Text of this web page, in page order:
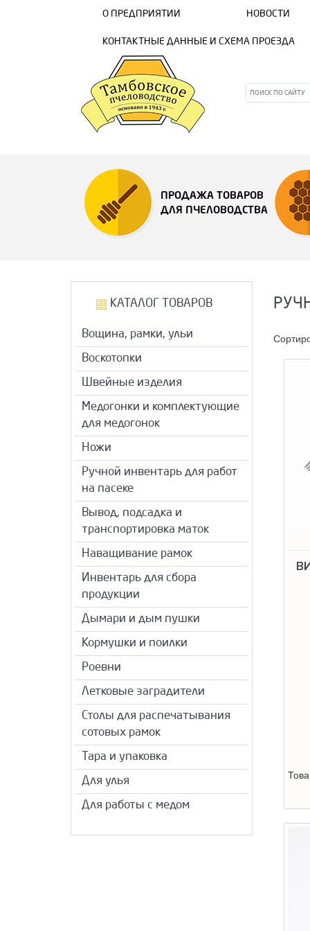
О ПРЕДПРИЯТИИ НОВОСТИ
КОНТАКТНЫЕ ДАННЫЕ И СХЕМА ПРОЕЗДА
ПРОДАЖА ТОВАРОВ
ДЛЯ ПЧЕЛОВОДСТВА
КАТАЛОГ ТОВАРОВ
Вощина, рамки, ульи
Воскотопки
Швейные изделия
Медогонки и комплектующие
для медогонок
Ножи
Ручной инвентарь для работ
на пасеке
Вывод, подсадка и
транспортировка маток
Наващивание рамок
Инвентарь для сбора
продукции
Дымари и дым пушки
Кормушки и поилки
Роевни
Летковые заградители
Столы для распечатывания
сотовых рамок
Тара и упаковка
Для улья
Для работы с медом